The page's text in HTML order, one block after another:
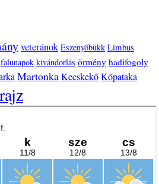
veteránok Eszenyőbükk Limbus
falunapok kivándorlás örményhadifogoly
MartonkaKecskekőKőpataka